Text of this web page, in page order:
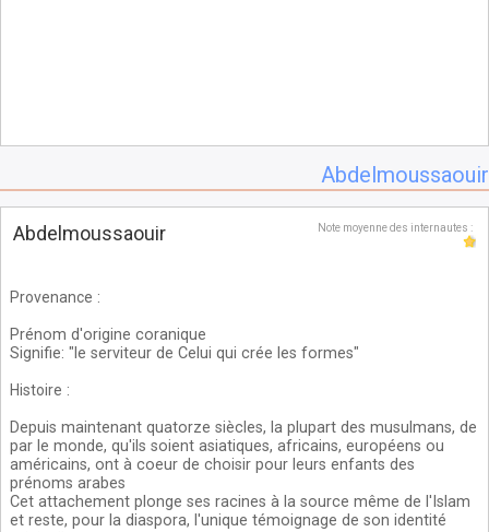
Abdelmoussaouir
Abdelmoussaouir Note moyenne des internautes :
Provenance :
Prénom d'origine coranique
Signifie: "le serviteur de Celui qui crée les formes"
Histoire :
Depuis maintenant quatorze siècles, la plupart des musulmans, de
par le monde, qu'ils soient asiatiques, africains, européens ou
américains, ont à coeur de choisir pour leurs enfants des
prénoms arabes
Cet attachement plonge ses racines à la source même de l'Islam
et reste, pour la diaspora, l'unique témoignage de son identité